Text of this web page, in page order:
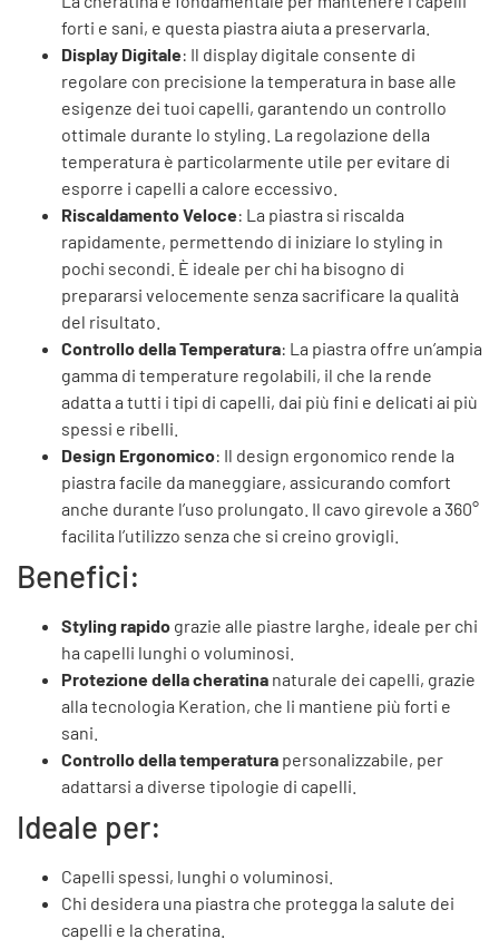
forti e sani, e questa piastra aiuta a preservarla.
Display Digitale: Il display digitale consente di
regolare con precisione la temperatura in base alle
esigenze dei tuoi capelli, garantendo un controllo
ottimale durante lo styling. La regolazione della
temperatura è particolarmente utile per evitare di
esporre i capelli a calore eccessivo.
Riscaldamento Veloce: La piastra si riscalda
rapidamente, permettendo di iniziare lo styling in
pochi secondi. È ideale per chi ha bisogno di
prepararsi velocemente senza sacrificare la qualità
del risultato.
Controllo della Temperatura: La piastra offre un’ampia
gamma di temperature regolabili, il che la rende
adatta a tutti i tipi di capelli, dai più fini e delicati ai più
spessi e ribelli.
Design Ergonomico: Il design ergonomico rende la
piastra facile da maneggiare, assicurando comfort
anche durante l’uso prolungato. Il cavo girevole a 360°
facilita l’utilizzo senza che si creino grovigli.
Benefici:
Styling rapido grazie alle piastre larghe, ideale per chi
ha capelli lunghi o voluminosi.
Protezione della cheratina naturale dei capelli, grazie
alla tecnologia Keration, che li mantiene più forti e
sani.
Controllo della temperatura personalizzabile, per
adattarsi a diverse tipologie di capelli.
Ideale per:
Capelli spessi, lunghi o voluminosi.
Chi desidera una piastra che protegga la salute dei
capelli e la cheratina.